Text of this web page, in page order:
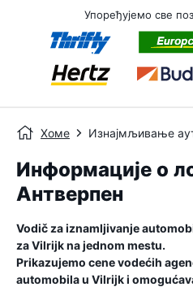
Упоређујемо све
Хоме Изнајмљивање
Информације о
Антверпен
Vodič za iznamljivanje
zaVilrijkna jednom mestu.
Prikazujemo cene vodećih
automobila u Vilrijki